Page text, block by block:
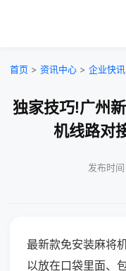
首页 > 资讯中心 > 企业快讯
独家技巧!广州
机线路对
发布时
最新款免安装麻将
以放在口袋里面、